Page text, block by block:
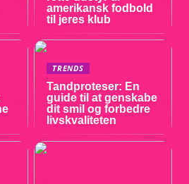
amerikansk fodbold
til jeres klub
TRENDS
Tandproteser: En
guide til at genskabe
dit smil og forbedre
livskvaliteten